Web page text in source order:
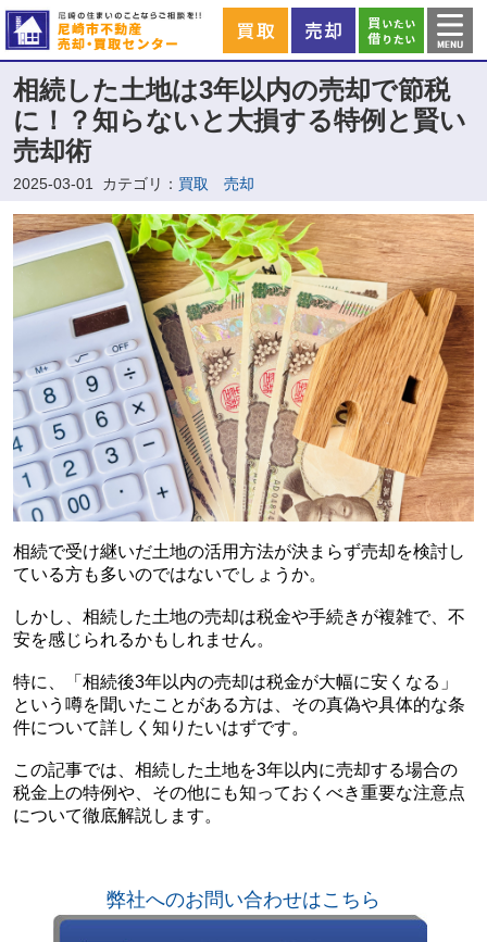
相続した土地は3年以内の売却で節税
に！？知らないと大損する特例と賢い
売却術
2025-03-01 カテゴリ： 買取 売却
相続で受け継いだ土地の活用方法が決まらず売却を検討し
ている方も多いのではないでしょうか。
しかし、相続した土地の売却は税金や手続きが複雑で、不
安を感じられるかもしれません。
特に、「相続後3年以内の売却は税金が大幅に安くなる」
という噂を聞いたことがある方は、その真偽や具体的な条
件について詳しく知りたいはずです。
この記事では、相続した土地を3年以内に売却する場合の
税金上の特例や、その他にも知っておくべき重要な注意点
について徹底解説します。
弊社へのお問い合わせはこちら